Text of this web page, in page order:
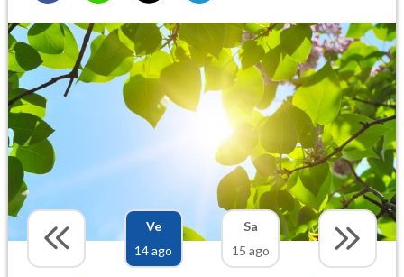
Ve
14 ago
Sa
15 ago